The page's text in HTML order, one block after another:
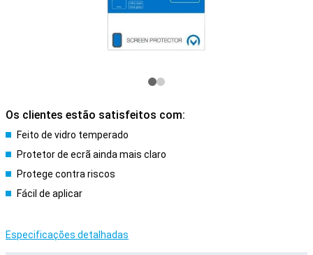
Os clientes estão satisfeitos com:
Feito de vidro temperado
Protetor de ecrã ainda mais claro
Protege contra riscos
Fácil de aplicar
Especificações detalhadas